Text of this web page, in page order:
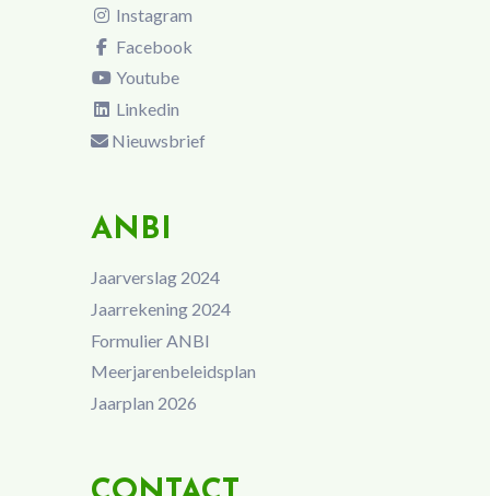
Instagram
Facebook
Youtube
Linkedin
Nieuwsbrief
ANBI
Jaarverslag 2024
Jaarrekening 2024
Formulier ANBI
Meerjarenbeleidsplan
Jaarplan 2026